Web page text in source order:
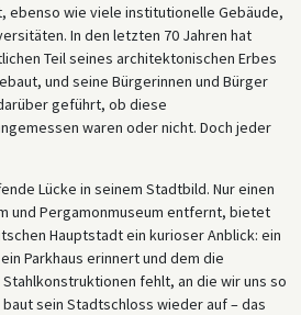
wie viele institutionelle Gebäude,
In den letzten 70 Jahren hat
Teil seines architektonischen Erbes
und seine Bürgerinnen und Bürger
geführt, ob diese
waren oder nicht. Doch jeder
Lücke in seinem Stadtbild. Nur einen
und Pergamonmuseum entfernt, bietet
Hauptstadt ein kurioser Anblick: ein
Parkhaus erinnert und dem die
fehlt, an die wir uns so
sein Stadtschloss wieder auf – das